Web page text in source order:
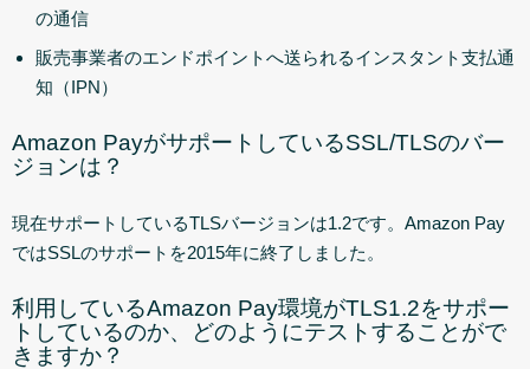
の通信
販売事業者のエンドポイントへ送られるインスタント支払通
知（IPN）
Amazon PayがサポートしているSSL/TLSのバー
ジョンは？
現在サポートしているTLSバージョンは1.2です。Amazon Pay
ではSSLのサポートを2015年に終了しました。
利用しているAmazon Pay環境がTLS1.2をサポー
トしているのか、どのようにテストすることがで
きますか？